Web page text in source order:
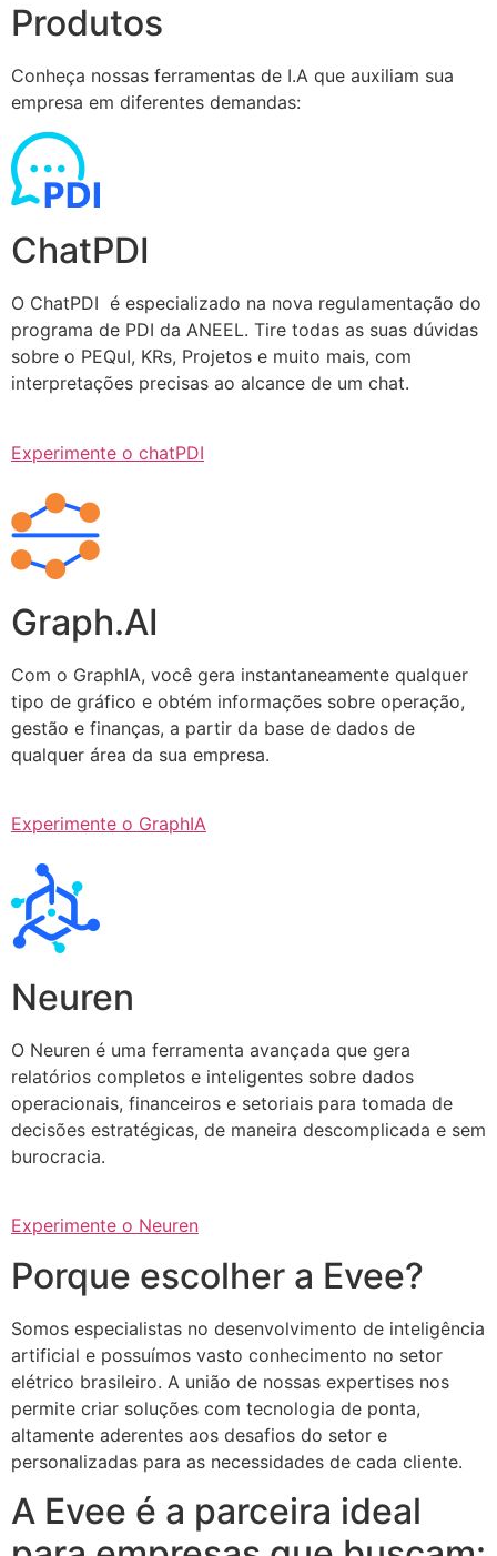
Produtos
Conheça nossas ferramentas de I.A que auxiliam sua
empresa em diferentes demandas:
ChatPDI
O ChatPDI é especializado na nova regulamentação do
programa de PDI da ANEEL. Tire todas as suas dúvidas
sobre o PEQuI, KRs, Projetos e muito mais, com
interpretações precisas ao alcance de um chat.
Experimente o chatPDI
Graph.AI
Com o GraphIA, você gera instantaneamente qualquer
tipo de gráfico e obtém informações sobre operação,
gestão e finanças, a partir da base de dados de
qualquer área da sua empresa.
Experimente o GraphIA
Neuren
O Neuren é uma ferramenta avançada que gera
relatórios completos e inteligentes sobre dados
operacionais, financeiros e setoriais para tomada de
decisões estratégicas, de maneira descomplicada e sem
burocracia.
Experimente o Neuren
Porque escolher a Evee?
Somos especialistas no desenvolvimento de inteligência
artificial e possuímos vasto conhecimento no setor
elétrico brasileiro. A união de nossas expertises nos
permite criar soluções com tecnologia de ponta,
altamente aderentes aos desafios do setor e
personalizadas para as necessidades de cada cliente.
A Evee é a parceira ideal